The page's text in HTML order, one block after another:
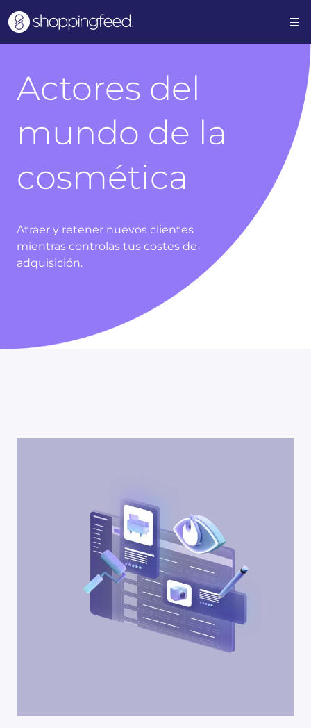
Actores del
mundo de la
cosmética
Atraer y retener nuevos clientes
mientras controlas tus costes de
adquisición.